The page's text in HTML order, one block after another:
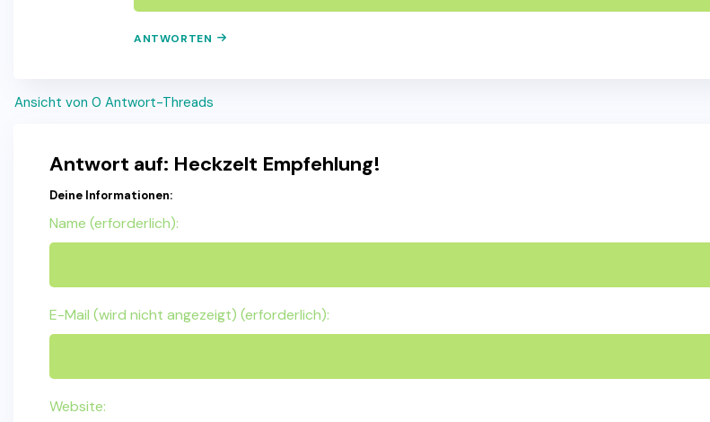
ANTWORTEN
Ansicht von 0 Antwort-Threads
Antwort auf: Heckzelt Empfehlung!
Deine Informationen:
Name (erforderlich):
E-Mail (wird nicht angezeigt) (erforderlich):
Website: